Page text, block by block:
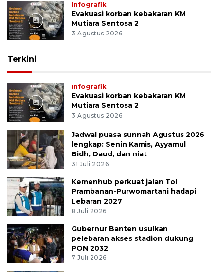
Infografik
Evakuasi korban kebakaran KM
Mutiara Sentosa 2
3 Agustus 2026
Terkini
Infografik
Evakuasi korban kebakaran KM
Mutiara Sentosa 2
3 Agustus 2026
Jadwal puasa sunnah Agustus 2026
lengkap: Senin Kamis, Ayyamul
Bidh, Daud, dan niat
31 Juli 2026
Kemenhub perkuat jalan Tol
Prambanan-Purwomartani hadapi
Lebaran 2027
8 Juli 2026
Gubernur Banten usulkan
pelebaran akses stadion dukung
PON 2032
7 Juli 2026